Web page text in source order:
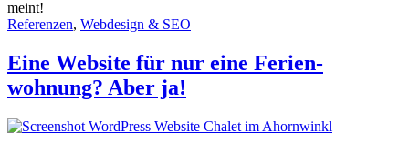
meint!
Referenzen, Webdesign & SEO
Eine Website für nur eine Ferien­
wohnung? Aber ja!